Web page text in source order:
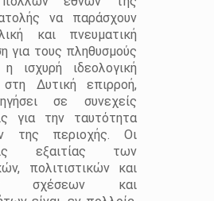
να παράσχουν
και πνευματική
για τους πληθυσμούς
ισχυρή ιδεολογική
στη Δυτική επιρροή,
σε συνεχείς
για την ταυτότητα
της περιοχής. Οι
εξαιτίας των
πολιτιστικών και
σχέσεων και